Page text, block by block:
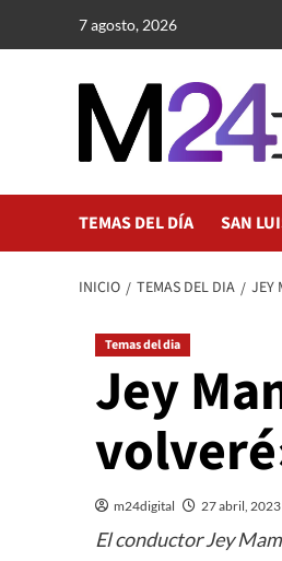
7 agosto, 2026
TEMAS DEL DÍA SAN
INICIO TEMAS DEL DIA JEY
Temas del dia
Jey
m24digital 27 abril, 2023
El conductor Jey